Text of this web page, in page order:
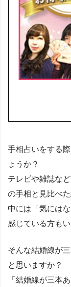
手相占いをする
ょうか？
テレビや雑誌な
の手相と見比べ
中には「気には
感じている方も
そんな結婚線が
と思いますか？
「結婚線が三本